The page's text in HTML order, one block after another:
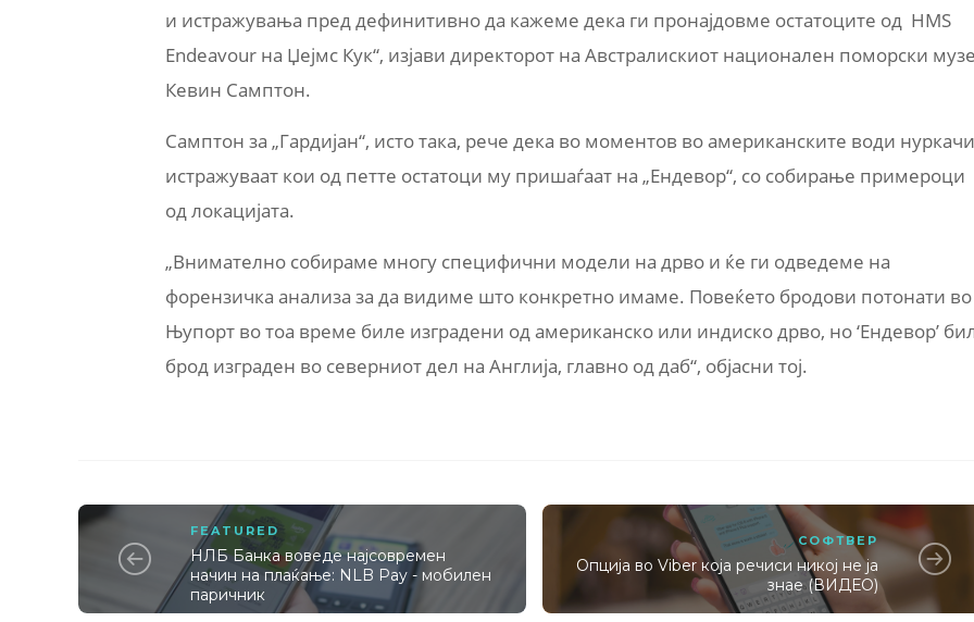
и истражувања пред дефинитивно да кажеме дека ги пронајдовме остатоците од HMS
Endeavour на Џејмс Кук“, изјави директорот на Австралискиот национален поморски
Кевин Самптон.
Самптон за „Гардијан“, исто така, рече дека во моментов во американските води нуркачи
истражуваат кои од петте остатоци му пришаѓаат на „Ендевор“, со собирање примероци
од локацијата.
„Внимателно собираме многу специфични модели на дрво и ќе ги одведеме на
форензичка анализа за да видиме што конкретно имаме. Повеќето бродови потонати во
Њупорт во тоа време биле изградени од американско или индиско дрво, но ‘Ендевор’
брод изграден во северниот дел на Англија, главно од даб“, објасни тој.
FEATURED
НЛБ Банка воведе најсовремен
начин на плаќање: NLB Pay - мобилен
паричник
СОФТВЕР
Опција во Viber која речиси никој не ја
знае (ВИДЕО)